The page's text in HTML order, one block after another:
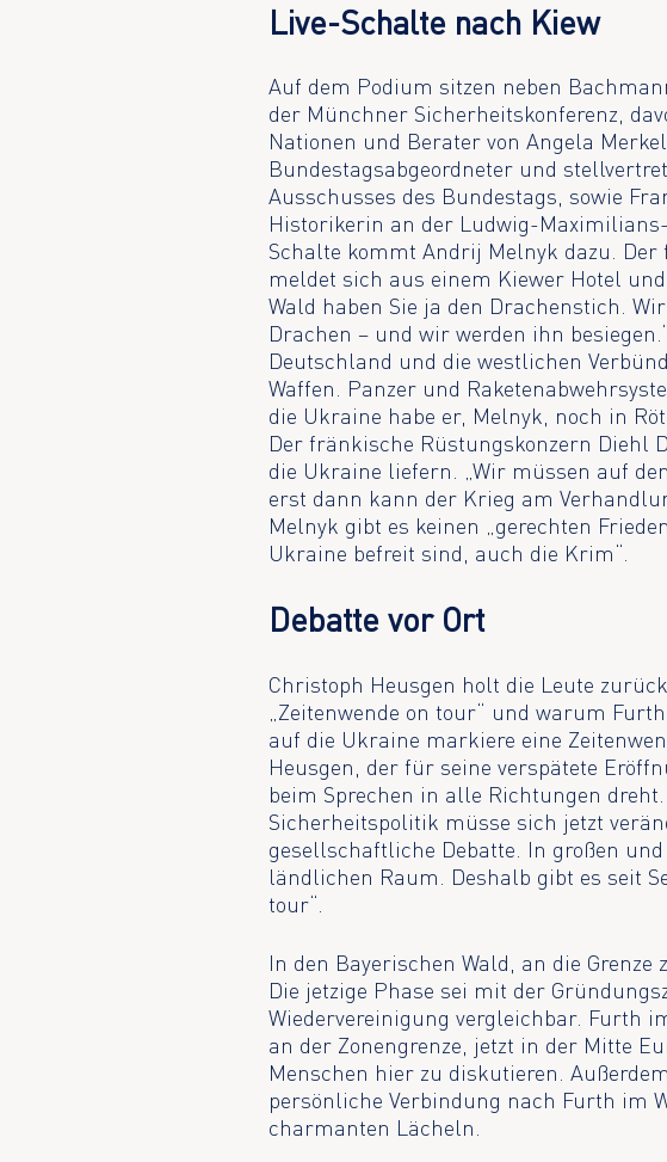
Live-Schalte nach Kiew
Auf dem Podium sitzen neben
der Münchner Sicherheitskonferenz,
Nationen und Berater von Angela
Bundestagsabgeordneter und
Ausschusses des Bundestags, sowie
Historikerin an der Ludwig-
Schalte kommt Andrij Melnyk dazu.
meldet sich aus einem Kiewer Hotel
Wald haben Sie ja den Drachenstich.
Drachen – und wir werden ihn
Deutschland und die westlichen
Waffen. Panzer und
die Ukraine habe er, Melnyk, noch in
Der fränkische Rüstungskonzern Diehl
die Ukraine liefern. „Wir müssen auf
erst dann kann der Krieg am
Melnyk gibt es keinen „gerechten
Ukraine befreit sind, auch die Krim“.
Debatte vor Ort
Christoph Heusgen holt die Leute
„Zeitenwende on tour“ und warum
auf die Ukraine markiere eine
Heusgen, der für seine verspätete
beim Sprechen in alle Richtungen
Sicherheitspolitik müsse sich jetzt
gesellschaftliche Debatte. In großen
ländlichen Raum. Deshalb gibt es seit
tour“.
In den Bayerischen Wald, an die Grenze
Die jetzige Phase sei mit der
Wiedervereinigung vergleichbar. Furth
an der Zonengrenze, jetzt in der Mitte
Menschen hier zu diskutieren.
persönliche Verbindung nach Furth im
charmanten Lächeln.